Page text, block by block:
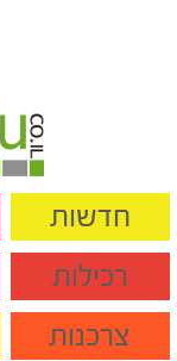
חדשות
רכילות
צרכנות